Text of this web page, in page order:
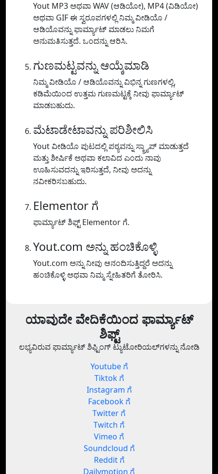
Yout MP3 ಅಥವಾ WAV (ಆಡಿಯೋ), MP4 (ವಿಡಿಯೋ)
ಅಥವಾ GIF ಈ ಸ್ವರೂಪಗಳಲ್ಲಿ ನಿಮ್ಮ ವೀಡಿಯೊ /
ಆಡಿಯೊವನ್ನು ಫಾರ್ಮ್ಯಾಟ್ ಮಾಡಲು ನಿಮಗೆ
ಅನುಮತಿಸುತ್ತದೆ. ಒಂದನ್ನು ಆರಿಸಿ.
ಗುಣಮಟ್ಟವನ್ನು ಆಯ್ಕೆಮಾಡಿ
ನಿಮ್ಮ ವೀಡಿಯೊ / ಆಡಿಯೊವನ್ನು ವಿಭಿನ್ನ ಗುಣಗಳಲ್ಲಿ,
ಕಡಿಮೆಯಿಂದ ಉತ್ತಮ ಗುಣಮಟ್ಟಕ್ಕೆ ನೀವು ಫಾರ್ಮ್ಯಾಟ್
ಮಾಡಬಹುದು.
ಮೆಟಾಡೇಟಾವನ್ನು ಪರಿಶೀಲಿಸಿ
Yout ವೀಡಿಯೊ ಪುಟದಲ್ಲಿ ಪಠ್ಯವನ್ನು ಸ್ಕ್ರ್ಯಾಪ್ ಮಾಡುತ್ತದೆ
ಮತ್ತು ಶೀರ್ಷಿಕೆ ಅಥವಾ ಕಲಾವಿದ ಎಂದು ನಾವು
ಊಹಿಸುವದನ್ನು ಇರಿಸುತ್ತದೆ, ನೀವು ಅದನ್ನು
ನವೀಕರಿಸಬಹುದು.
Elementor ಗೆ
ಫಾರ್ಮ್ಯಾಟ್ ಶಿಫ್ಟ್ Elementor ಗೆ.
Yout.com ಅನ್ನು ಹಂಚಿಕೊಳ್ಳಿ
Yout.com ಅನ್ನು ನೀವು ಆನಂದಿಸುತ್ತಿದ್ದರೆ ಅದನ್ನು
ಹಂಚಿಕೊಳ್ಳಿ ಅಥವಾ ನಿಮ್ಮ ಸ್ನೇಹಿತರಿಗೆ ತೋರಿಸಿ.
ಯಾವುದೇ ವೇದಿಕೆಯಿಂದ ಫಾರ್ಮ್ಯಾಟ್
ಶಿಫ್ಟ್
ಲಭ್ಯವಿರುವ ಫಾರ್ಮ್ಯಾಟ್ ಶಿಫ್ಟಿಂಗ್ ಟ್ಯುಟೋರಿಯಲ್‌ಗಳನ್ನು ನೋಡಿ
Youtube ಗೆ
Tiktok ಗೆ
Instagram ಗೆ
Facebook ಗೆ
Twitter ಗೆ
Twitch ಗೆ
Vimeo ಗೆ
Soundcloud ಗೆ
Reddit ಗೆ
Dailymotion ಗೆ